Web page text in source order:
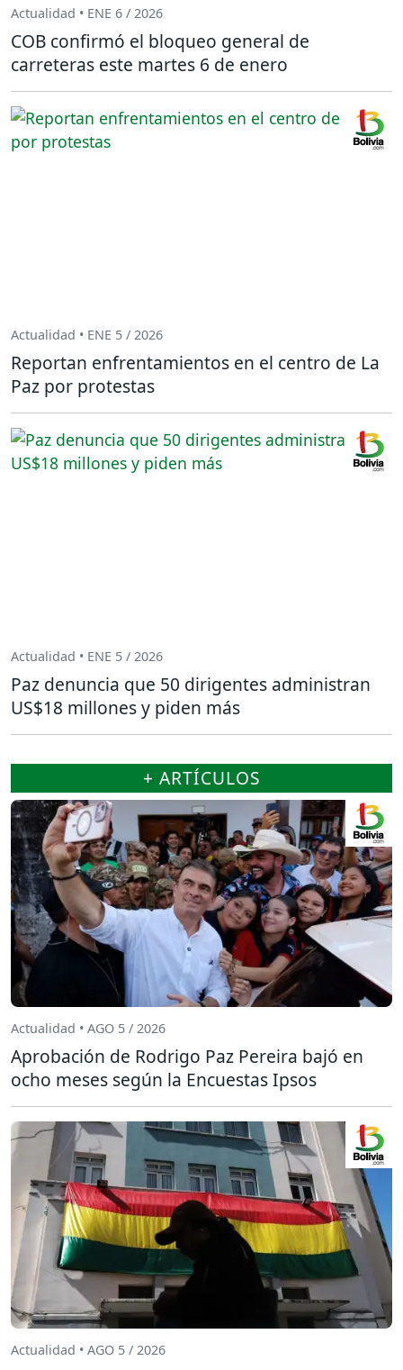
Actualidad • ENE 6 / 2026
COB confirmó el bloqueo general de
carreteras este martes 6 de enero
Actualidad • ENE 5 / 2026
Reportan enfrentamientos en el centro de La
Paz por protestas
Actualidad • ENE 5 / 2026
Paz denuncia que 50 dirigentes administran
US$18 millones y piden más
+ ARTÍCULOS
Actualidad • AGO 5 / 2026
Aprobación de Rodrigo Paz Pereira bajó en
ocho meses según la Encuestas Ipsos
Actualidad • AGO 5 / 2026